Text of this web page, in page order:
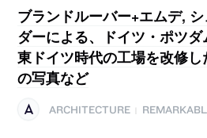
ブランドルーバー+エムデ, シ
ダーによる、ドイツ・ポツダ
東ドイツ時代の工場を改修
の写真など
ARCHITECTURE